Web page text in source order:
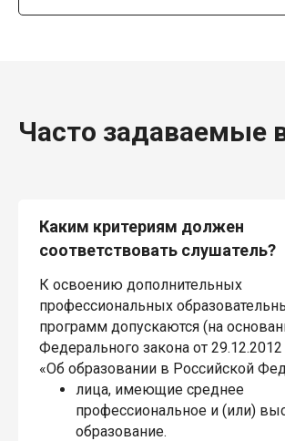
Часто задаваемые
Каким критериям должен
соответствовать слушатель?
К освоению дополнительных
профессиональных
программ допускаются (на
Федерального закона от
«Об образовании в Российской
лица, имеющие среднее
профессиональное и (или)
образование.